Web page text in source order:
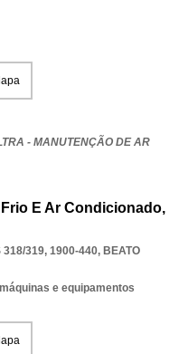
- MANUTENÇÃO DE AR
E Ar Condicionado,
318/319, 1900-440, BEATO
e equipamentos